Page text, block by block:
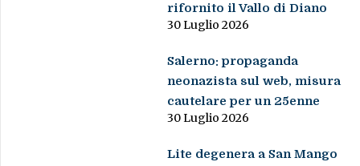
rifornito il Vallo di Diano
30 Luglio 2026
Salerno: propaganda
neonazista sul web, misura
cautelare per un 25enne
30 Luglio 2026
Lite degenera a San Mango